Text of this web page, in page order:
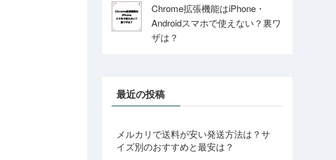
Chrome拡張機能はiPhone・
Androidスマホで使えない？裏ワ
ザは？
最近の投稿
メルカリで送料が安い発送方法は？サ
イズ別のおすすめと最安は？